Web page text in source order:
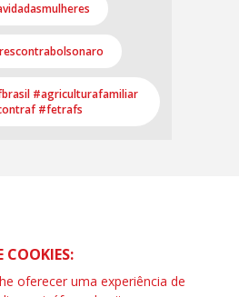
#agriculturafamiliar
#fetrafs
COOKIES:
oferecer uma experiência de